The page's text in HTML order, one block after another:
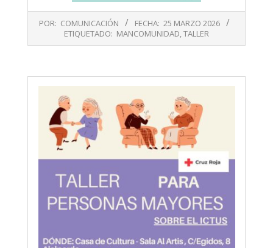
03-
25
POR: COMUNICACIÓN FECHA: 25 MARZO 2026
ETIQUETADO: MANCOMUNIDAD,TALLER